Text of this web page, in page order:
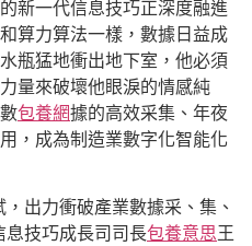
新一代信息技巧正深度融進
算力算法一樣，數據日益成
瓶猛地衝出地下室，他必須
量來破壞他眼淚的情感純
包養網據的高效采集、年夜
，成為制造業數字化智能化
出力衝破產業數據采、集、
息技巧成長司司長包養意思王